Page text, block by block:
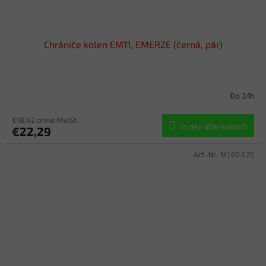
Chrániče kolen EM11, EMERZE (černá, pár)
Do 24h
€18,42 ohne MwSt.
€22,29 In den Warenkorb
Art.-Nr.: M160-125